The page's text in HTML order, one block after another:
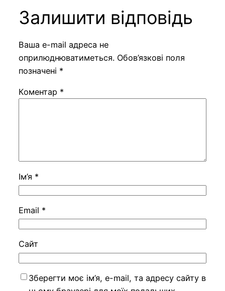
Залишити відповідь
Ваша e-mail адреса не
оприлюднюватиметься. Обов’язкові поля
позначені *
Коментар *
Ім’я *
Email *
Сайт
Зберегти моє ім’я, e-mail, та адресу сайту в